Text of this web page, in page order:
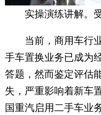
实操演练讲解。
当前，商用车行业
手车置换业务已成为
答题，然而鉴定评估
失，严重影响着新车
国重汽启用二手车业